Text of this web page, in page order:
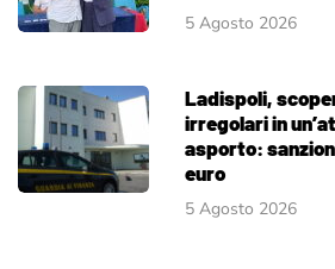
5 Agosto 2026
Ladispoli,
irregolari in
asporto:
euro
5 Agosto 2026